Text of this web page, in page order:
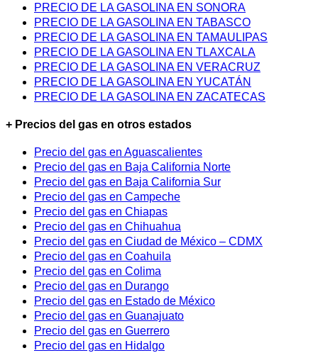
PRECIO DE LA GASOLINA EN SONORA
PRECIO DE LA GASOLINA EN TABASCO
PRECIO DE LA GASOLINA EN TAMAULIPAS
PRECIO DE LA GASOLINA EN TLAXCALA
PRECIO DE LA GASOLINA EN VERACRUZ
PRECIO DE LA GASOLINA EN YUCATÁN
PRECIO DE LA GASOLINA EN ZACATECAS
+ Precios del gas en otros estados
Precio del gas en Aguascalientes
Precio del gas en Baja California Norte
Precio del gas en Baja California Sur
Precio del gas en Campeche
Precio del gas en Chiapas
Precio del gas en Chihuahua
Precio del gas en Ciudad de México – CDMX
Precio del gas en Coahuila
Precio del gas en Colima
Precio del gas en Durango
Precio del gas en Estado de México
Precio del gas en Guanajuato
Precio del gas en Guerrero
Precio del gas en Hidalgo